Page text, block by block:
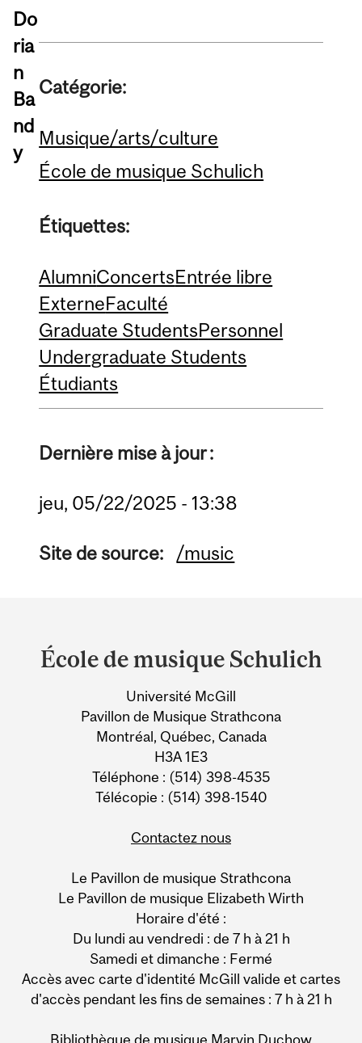
Do
ria
n
Ba
nd
y
Catégorie:
Musique/arts/culture
École de musique Schulich
Étiquettes:
AlumniConcertsEntrée libre
ExterneFaculté
Graduate StudentsPersonnel
Undergraduate Students
Étudiants
Dernière mise à jour :
jeu, 05/22/2025 - 13:38
Site de source: /music
and
Information
École de musique Schulich
Université McGill
Pavillon de Musique Strathcona
Montréal, Québec, Canada
H3A 1E3
Téléphone : (514) 398-4535
Télécopie : (514) 398-1540
Contactez nous
Le Pavillon de musique Strathcona
Le Pavillon de musique Elizabeth Wirth
Horaire d'été :
Du lundi au vendredi : de 7 h à 21 h
Samedi et dimanche : Fermé
Accès avec carte d'identité McGill valide et cartes
d'accès pendant les fins de semaines : 7 h à 21 h
Bibliothèque de musique Marvin Duchow